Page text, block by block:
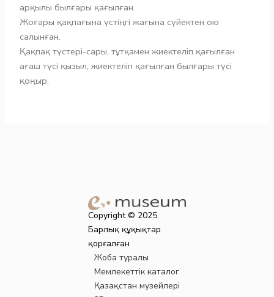
арқылы былғары қағылған.
Жоғары қақпағына үстіңгі жағына сүйектен ою
салынған.
Қақпақ түстері-сары, тұтқамен жиектеліп қағылған
ағаш түсі қызыл, жиектеліп қағылған былғары түсі
қоңыр.
Copyright © 2025.
Барлық құқықтар
қорғалған
Жоба туралы
Мемлекеттік каталог
Қазақстан музейлері